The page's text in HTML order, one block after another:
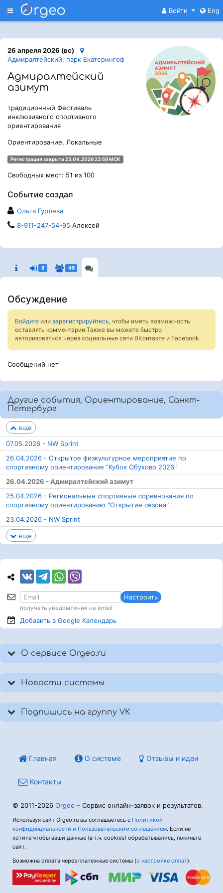
Меню Войти Eng
26 апреля 2026 (вс)
Адмиралтейский, парк Екатерингоф
Адмиралтейский
азимут
традиционный Фестиваль
инклюзивного спортивного
ориентирования
Ориентирование, Локальные
Регистрация закрыта 23.04.2026 23:59 МСК
Свободных мест: 51 из 100
Событие создал
Ольга Гурлева
8-911-247-54-95 Алексей
8 49
Обсуждение
Войдите или зарегистрируйтесь, чтобы иметь возможность
оставлять комментарии.Также вы можете быстро
авторизоваться через социальные сети ВКонтакте и Facebook.
Сообщений нет
Другие события, Ориентирование, Санкт-
Петербург
еще
07.05.2026 - NW Sprint
26.04.2026 - Открытое физкультурное мероприятие по
спортивному ориентирование "Кубок Обухово 2026"
26.04.2026 - Адмиралтейский азимут
25.04.2026 - Региональные спортивные соревнования по
спортивному ориентированию "Открытие сезона"
23.04.2026 - NW Sprint
еще
Настроить
получать уведомления на email
Добавить в Google Календарь
О сервисе Orgeo.ru
Новости системы
Подпишись на группу VK
Главная О системе Отзывы и идеи
Контакты
© 2011-2026 Orgeo – Сервис онлайн-заявок и результатов.
Используя сайт Orgeo.ru вы соглашаетесь с Политикой
конфиденциальности и Пользовательским соглашением. Если не
хотите чтобы ваши данные (в т.ч. cookies) обрабатывались, покиньте
сайт.
Возможна оплата через платежные системы (о настройке оплат):